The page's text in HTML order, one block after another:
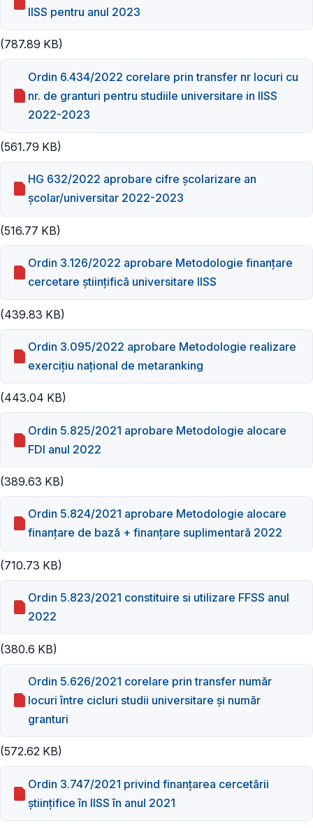
IISS pentru anul 2023
(787.89 KB)
Ordin 6.434/2022 corelare prin transfer nr locuri cu
nr. de granturi pentru studiile universitare in IISS
2022-2023
(561.79 KB)
HG 632/2022 aprobare cifre școlarizare an
școlar/universitar 2022-2023
(516.77 KB)
Ordin 3.126/2022 aprobare Metodologie finanţare
cercetare ştiinţifică universitare IISS
(439.83 KB)
Ordin 3.095/2022 aprobare Metodologie realizare
exerciţiu naţional de metaranking
(443.04 KB)
Ordin 5.825/2021 aprobare Metodologie alocare
FDI anul 2022
(389.63 KB)
Ordin 5.824/2021 aprobare Metodologie alocare
finanțare de bază + finanțare suplimentară 2022
(710.73 KB)
Ordin 5.823/2021 constituire si utilizare FFSS anul
2022
(380.6 KB)
Ordin 5.626/2021 corelare prin transfer număr
locuri între cicluri studii universitare și număr
granturi
(572.62 KB)
Ordin 3.747/2021 privind finanțarea cercetării
științifice în IISS în anul 2021